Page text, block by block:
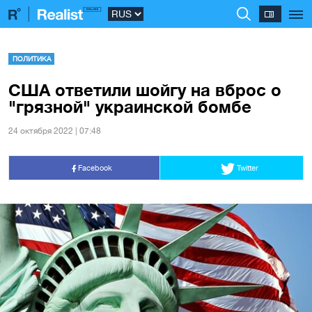
ПОЛИТИКА
США ответили шойгу на вброс о
"грязной" украинской бомбе
24 октября 2022 | 07:48
Facebook Twitter